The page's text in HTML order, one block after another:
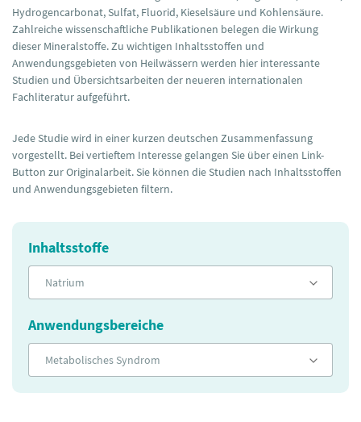
Hydrogencarbonat, Sulfat, Fluorid, Kieselsäure und Kohlensäure.
Zahlreiche wissenschaftliche Publikationen belegen die Wirkung
dieser Mineralstoffe. Zu wichtigen Inhaltsstoffen und
Anwendungsgebieten von Heilwässern werden hier interessante
Studien und Übersichtsarbeiten der neueren internationalen
Fachliteratur aufgeführt.
Jede Studie wird in einer kurzen deutschen Zusammenfassung
vorgestellt. Bei vertieftem Interesse gelangen Sie über einen Link-
Button zur Originalarbeit. Sie können die Studien nach Inhaltsstoffen
und Anwendungsgebieten filtern.
Inhaltsstoffe
Natrium
Anwendungsbereiche
Metabolisches Syndrom